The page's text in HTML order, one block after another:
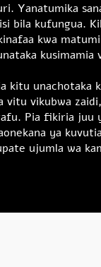
Yanatumika
bila kufungua.
kwa
kusimamia
kitu unachotaka
vitu vikubwa
Pia fikiria juu
ya
ujumla wa